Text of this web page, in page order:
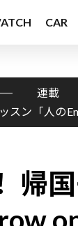
CAR
連載
スン「人の
帰